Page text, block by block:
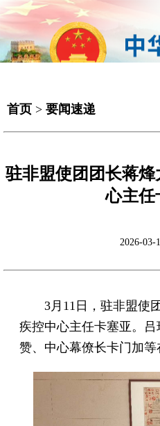
首页 > 要闻速递
驻非盟使团团长蒋
心主任
2026-03-
3月11日，驻非盟使
疾控中心主任卡塞亚。
赞、中心幕僚长卡门加等